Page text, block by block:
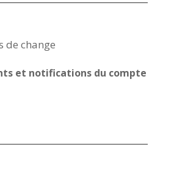
de change
et notifications du compte